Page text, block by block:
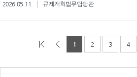
2026.05.11. 규제개혁법무담당관
1 2 3 4